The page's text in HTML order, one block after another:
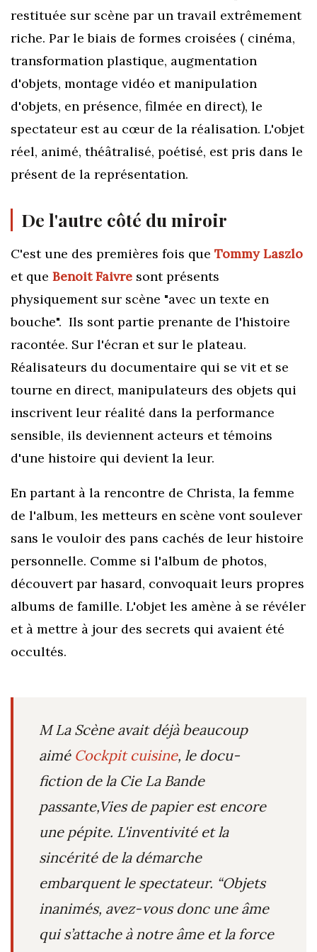
restituée sur scène par un travail extrêmement
riche. Par le biais de formes croisées ( cinéma,
transformation plastique, augmentation
d'objets, montage vidéo et manipulation
d'objets, en présence, filmée en direct), le
spectateur est au cœur de la réalisation. L'objet
réel, animé, théâtralisé, poétisé, est pris dans le
présent de la représentation.
De l'autre côté du miroir
C'est une des premières fois que Tommy Laszlo
et que Benoit Faivre sontprésents
physiquement sur scène "avec un texte en
bouche". Ils sont partie prenante de l'histoire
racontée. Sur l'écran et sur le plateau.
Réalisateurs du documentaire qui se vit et se
tourne en direct, manipulateurs des objets qui
inscrivent leur réalité dans la performance
sensible, ils deviennent acteurs et témoins
d'une histoire qui devient la leur.
En partant à la rencontre de Christa, la femme
de l'album, les metteurs en scène vont soulever
sans le vouloir des pans cachés de leur histoire
personnelle. Comme si l'album de photos,
découvert par hasard, convoquait leurs propres
albums de famille. L'objet les amène à se révéler
et à mettre à jour des secrets qui avaient été
occultés.
M La Scène avait déjà beaucoup
aimé Cockpit cuisine, le docu-
fiction de la Cie La Bande
passante,Vies de papier est encore
une pépite. L'inventivité et la
sincérité de la démarche
embarquent le spectateur. “Objets
inanimés, avez-vous donc une âme
qui s’attache à notre âme et la force